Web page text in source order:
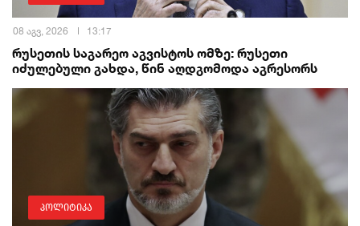
08 აგვ, 2026 13:17
რუსეთის საგარეო აგვისტოს ომზე: რუსეთი
იძულებული გახდა, წინ აღდგომოდა აგრესორს
პოლიტიკა